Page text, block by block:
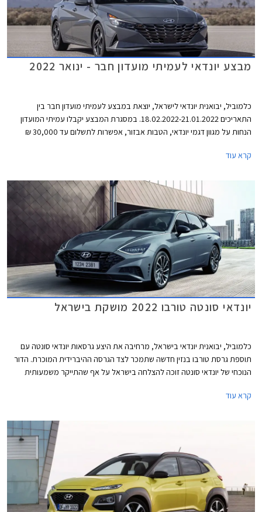
מבצע יונדאי לעמיתי מועדון חבר - ינואר 2022
כלמוביל, יבואנית יונדאי לישראל, יוצאת במבצע לעמיתי מועדון חבר בין
התאריכים 18.02.2022-21.01.2022. במסגרת המבצע יקבלו עמיתי המועדון
הנחות על מגוון דגמי יונדאי, הטבות אבזור, אפשרות לתשלום עד 30,000 ₪
ריבית אטרקטיביים. בנוסף תוצע הלוואה בתנאים מועדפים במסגרת תכנית
ייערך בכל אולמות התצוגה של יונדאי ברחבי הארץ.
קרא עוד
יונדאי סונטה טורבו 2022 מושקת בישראל
כלמוביל, יבואנית יונדאי בישראל, מרחיבה את היצע גרסאות יונדאי סונטה עם
תוספת גרסת טורבו בנזין חדשה שתמכר לצד הגרסה ההיברידית המוכרת. הדור
הנוכחי של יונדאי סונטה זוכה להצלחה בישראל על אף שהתייקר משמעותית
קרא עוד